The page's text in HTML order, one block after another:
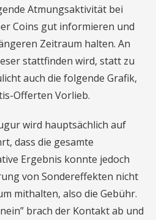
Atmungsaktivität bei
Coins gut informieren und
Zeitraum halten. An
stattfinden wird, statt zu
auch die folgende Grafik,
Offerten Vorlieb.
wird hauptsächlich auf
dass die gesamte
Ergebnis konnte jedoch
von Sondereffekten nicht
mithalten, also die Gebühr.
brach der Kontakt ab und